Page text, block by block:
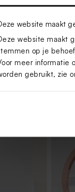
website maakt
website maakt
op je
meer informatie
gebruikt, zie
ook leuk